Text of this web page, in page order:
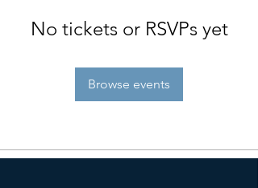
No tickets or RSVPs yet
Browse events